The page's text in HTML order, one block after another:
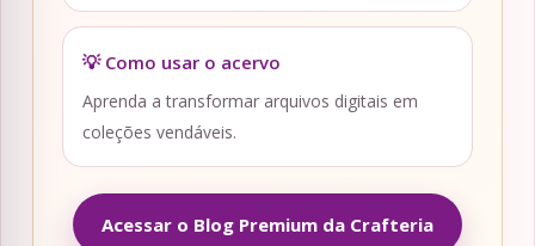
💡 Como usar o acervo
Aprenda a transformar arquivos digitais em
coleções vendáveis.
Acessar o Blog Premium da Crafteria